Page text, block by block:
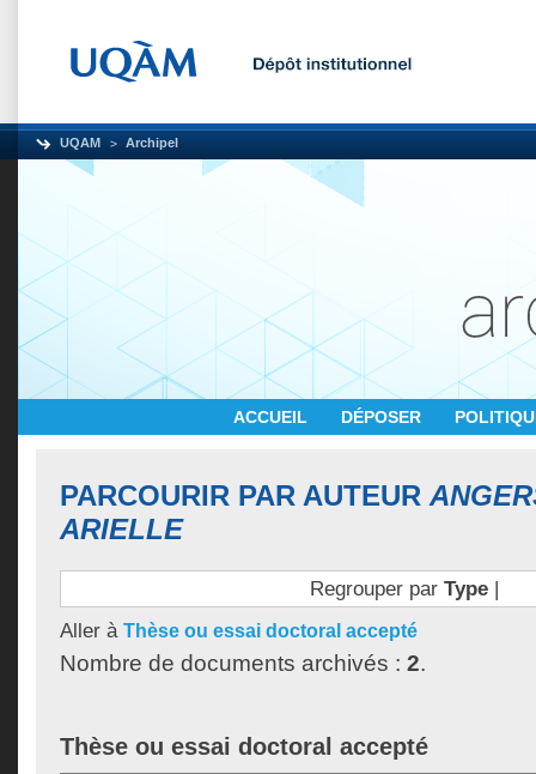
UQAM Archipel
ACCUEIL DÉPOSER
PARCOURIR PAR AUTEUR
ARIELLE
Regrouper par Type|
Aller à Thèse ou essai doctoral accepté
Nombre de documents archivés : 2.
Thèse ou essai doctoral accepté